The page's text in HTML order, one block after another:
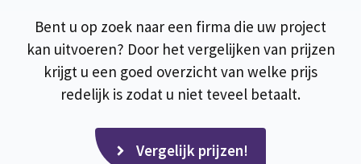
Bent u op zoek naar een firma die uw project
kan uitvoeren? Door het vergelijken van prijzen
krijgt u een goed overzicht van welke prijs
redelijk is zodat u niet teveel betaalt.
Vergelijk prijzen!